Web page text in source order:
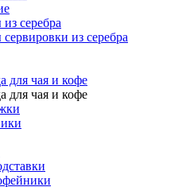
серебра
из серебра
для чая и кофе
для чая и кофе